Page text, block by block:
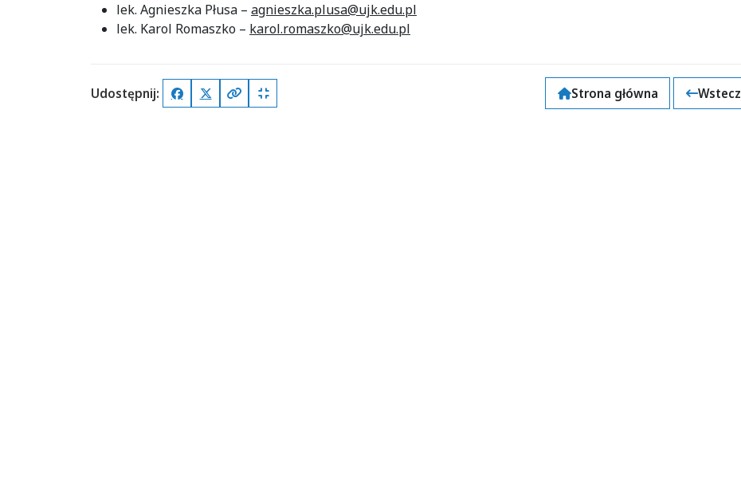
lek. Agnieszka Płusa – agnieszka.plusa@ujk.edu.pl
lek. Karol Romaszko – karol.romaszko@ujk.edu.pl
Udostępnij: FacebookX (Twitter)
Kopiuj pełny link
Kopiuj krótki link Strona główna Wstecz